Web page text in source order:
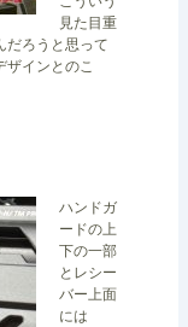
見た目重
だろうと思って
インとのこ
ハンドガ
ードの上
下の一部
とレシー
バー上面
には